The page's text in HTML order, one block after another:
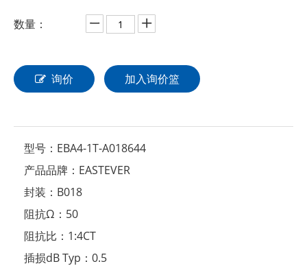
数量：
询价 加入询价篮
型号： EBA4-1T-A018644
产品品牌： EASTEVER
封装： B018
阻抗Ω： 50
阻抗比： 1:4CT
插损dB Typ： 0.5